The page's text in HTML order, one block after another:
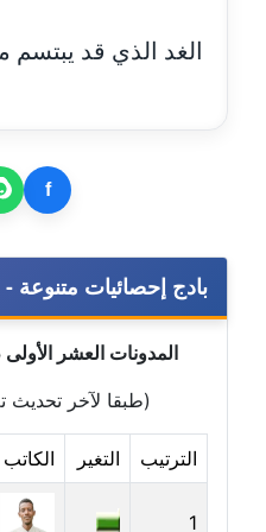
موقوف
مدونة أميرة رفعت
مدونة أميرة محمود
عاملة
مدونة آيات القاضي
الغد الذي قد يبتسم
f
بادج إحصائيات متنوعة
المدونات العشر الأولى
(طبقا لآخر تحديث
الترتيب التغير الكاتب
1